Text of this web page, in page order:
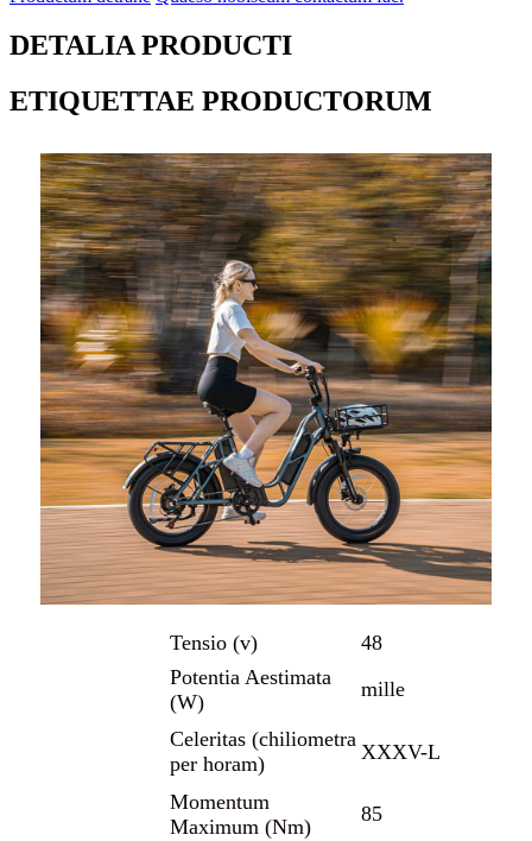
DETALIA PRODUCTI
ETIQUETTAE PRODUCTORUM
Tensio (v)
48
Potentia Aestimata
(W)
mille
Celeritas (chiliometra
per horam)
XXXV-L
Momentum
Maximum (Nm)
85